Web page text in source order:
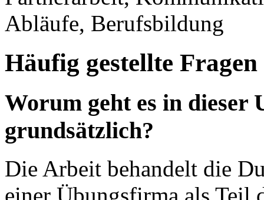
Abläufe, Berufsbildung
Häufig gestellte Fragen
Worum geht es in dieser
grundsätzlich?
Die Arbeit behandelt die
einer Übungsfirma als Teil